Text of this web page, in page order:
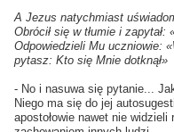
A Jezus natychmiast
Obrócił się w tłumie i
Odpowiedzieli Mu uczniowie:
pytasz: Kto się Mnie dotknął»
- No i nasuwa się pytanie...
Niego ma się do jej
apostołowie nawet nie